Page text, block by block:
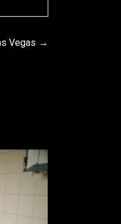
Vegas